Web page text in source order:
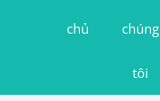
chủ chúng
tôi